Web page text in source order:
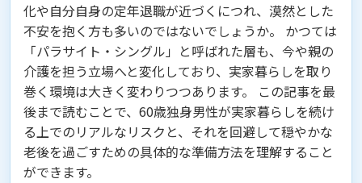
化や自分自身の定年退職が近づくにつれ、漠然とした
不安を抱く方も多いのではないでしょうか。 かつては
「パラサイト・シングル」と呼ばれた層も、今や親の
介護を担う立場へと変化しており、実家暮らしを取り
巻く環境は大きく変わりつつあります。 この記事を最
後まで読むことで、60歳独身男性が実家暮らしを続け
る上でのリアルなリスクと、それを回避して穏やかな
老後を過ごすための具体的な準備方法を理解すること
ができます。